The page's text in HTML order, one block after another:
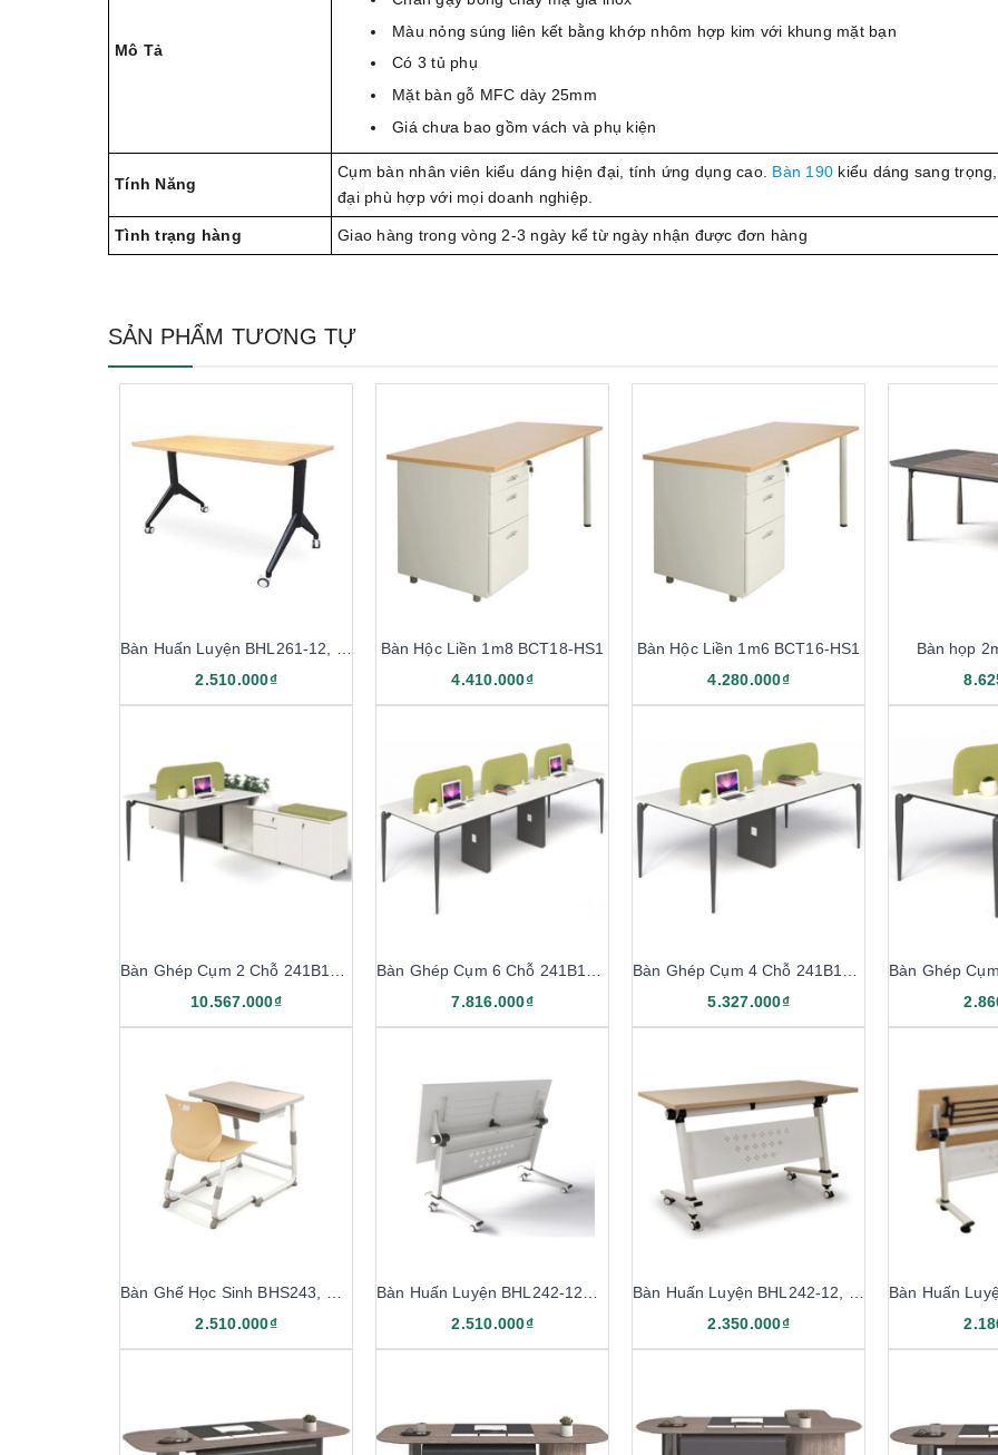
Mô Tả
Màu nỏng súng liên kết bằng khớp nhôm hợp kim với khung mặt bạn
Có 3 tủ phụ
Mặt bàn gỗ MFC dày 25mm
Giá chưa bao gồm vách và phụ kiện
Tính Năng
Cụm bàn nhân viên kiểu dáng hiện đại, tính ứng dụng cao. Bàn 190 kiểu dáng sang
đại phù hợp với mọi doanh nghiệp.
Tình trạng hàng Giao hàng trong vòng 2-3 ngày kể từ ngày nhận được đơn hàng
SẢN PHẨM TƯƠNG TỰ
2.510.000₫
Bàn Hộc Liền 1m8 BCT18-HS1
4.410.000₫
Bàn Hộc Liền 1m6 BCT16-HS1
4.280.000₫
Bàn họp
10.567.000₫
7.816.000₫
5.327.000₫
2.510.000₫
2.510.000₫
2.350.000₫